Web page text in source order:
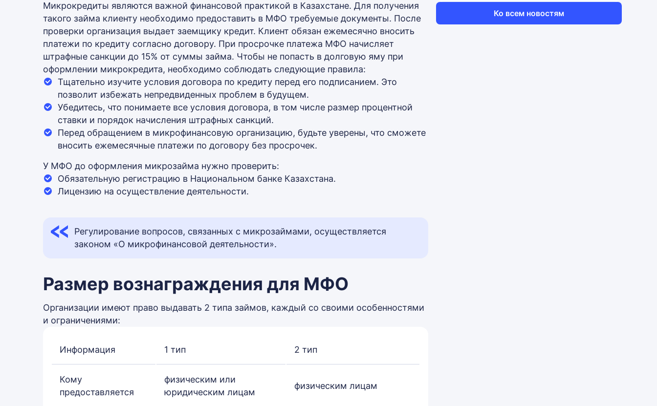
Микрокредиты являются важной финансовой практикой в Казахстане. Для получения
такого займа клиенту необходимо предоставить в МФО требуемые документы. После
проверки организация выдает заемщику кредит. Клиент обязан ежемесячно вносить
платежи по кредиту согласно договору. При просрочке платежа МФО начисляет
штрафные санкции до 15% от суммы займа. Чтобы не попасть в долговую яму при
оформлении микрокредита, необходимо соблюдать следующие правила:
Тщательно изучите условия договора по кредиту перед его подписанием. Это
позволит избежать непредвиденных проблем в будущем.
Убедитесь, что понимаете все условия договора, в том числе размер процентной
ставки и порядок начисления штрафных санкций.
Перед обращением в микрофинансовую организацию, будьте уверены, что сможете
вносить ежемесячные платежи по договору без просрочек.
У МФО до оформления микрозайма нужно проверить:
Обязательную регистрацию в Национальном банке Казахстана.
Лицензию на осуществление деятельности.
Регулирование вопросов, связанных с микрозаймами, осуществляется
законом «О микрофинансовой деятельности».
Размер вознаграждения для МФО
Организации имеют право выдавать 2 типа займов, каждый со своими особенностями
и ограничениями:
Информация 1 тип 2 тип
Кому
предоставляется
физическим или
юридическим лицам
физическим лицам
Ко всем новостям